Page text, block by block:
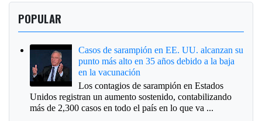
POPULAR
Casos de sarampión en EE. UU. alcanzan su
punto más alto en 35 años debido a la baja
en la vacunación
Los contagios de sarampión en Estados
Unidos registran un aumento sostenido, contabilizando
más de 2,300 casos en todo el país en lo que va ...